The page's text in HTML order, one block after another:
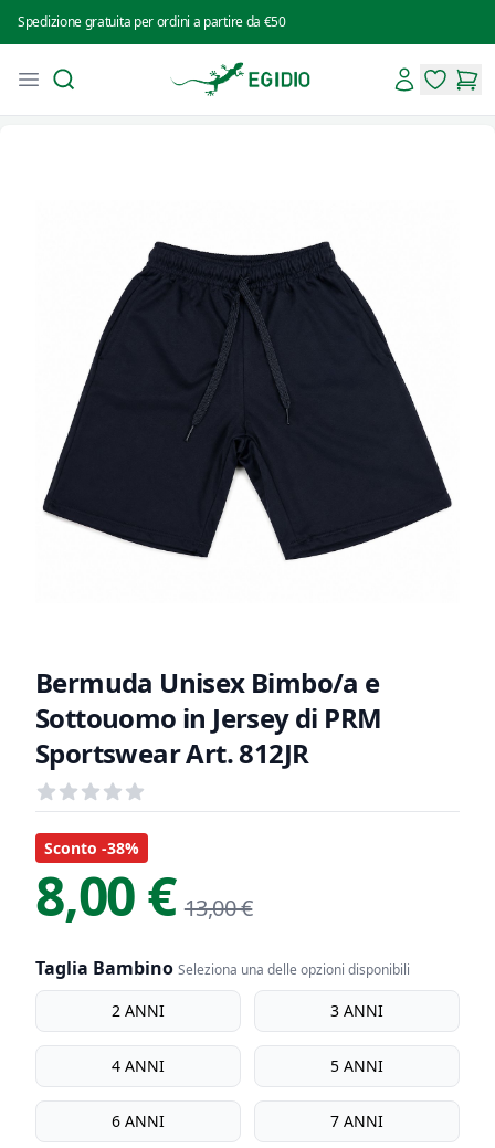
Spedizione gratuita per ordini a partire da €50
Open menu
Search
Intimo Egidio
Account
items in
Bermuda Unisex Bimbo/a e
Sottouomo in Jersey di PRM
Sportswear Art. 812JR
Recensioni
out of 5 stars
Informazioni Prodotto
Descrizione riassuntiva
Sconto -38%
8,00 € 13,00 €
Taglia Bambino Seleziona una delle opzioni disponibili
Taglia bambino
2 ANNI 3 ANNI
4 ANNI 5 ANNI
6 ANNI 7 ANNI